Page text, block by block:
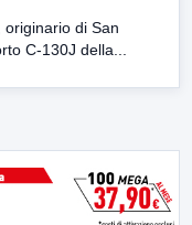
di San
C-130J della...